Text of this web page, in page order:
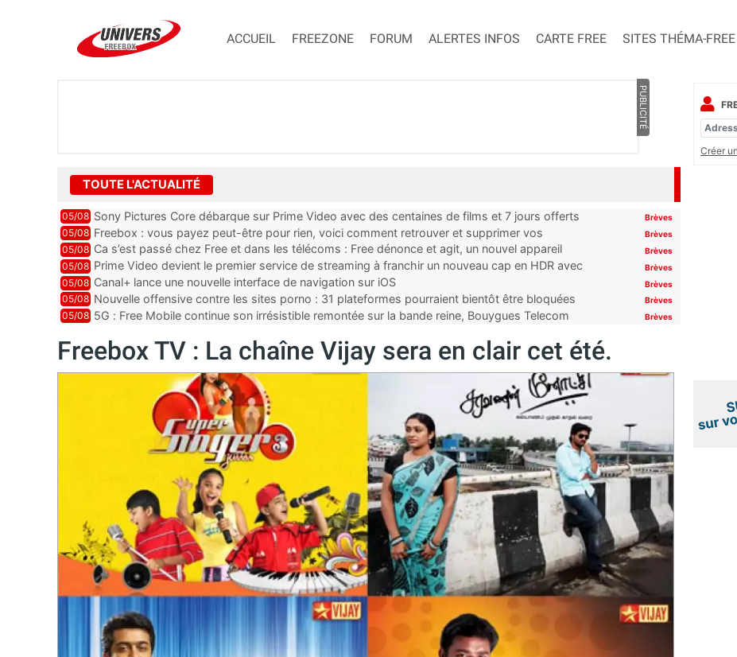
ACCUEIL FREEZONE FORUM ALERTES INFOS CARTE FREE SITES THÉMA-FREE
PUBLICITÉ
TOUTE L'ACTUALITÉ
05/08 Sony Pictures Core débarque sur Prime Video avec des centaines de films et 7 jours offerts Brèves
05/08 Freebox : vous payez peut-être pour rien, voici comment retrouver et supprimer vos
abonnements TV oubliés
Brèves
05/08 Ca s’est passé chez Free et dans les télécoms : Free dénonce et agit, un nouvel appareil
pointe le bout de...
Brèves
05/08 Prime Video devient le premier service de streaming à franchir un nouveau cap en HDR avec
ce lancement
Brèves
05/08 Canal+ lance une nouvelle interface de navigation sur iOS Brèves
05/08 Nouvelle offensive contre les sites porno : 31 plateformes pourraient bientôt être bloquées
par Orange, Free, SF...
Brèves
05/08 5G : Free Mobile continue son irrésistible remontée sur la bande reine, Bouygues Telecom
Brèves
Freebox TV : La chaîne Vijay sera en clair cet été.
Créer